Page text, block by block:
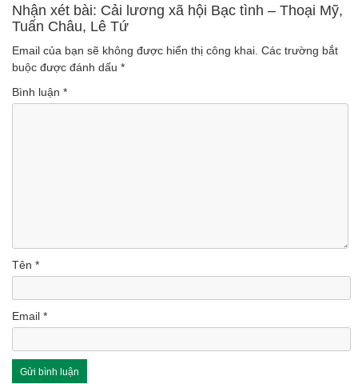
Nhận xét bài: Cải lương xã hội Bạc tình – Thoại Mỹ,
Tuấn Châu, Lê Tứ
Email của bạn sẽ không được hiển thị công khai. Các trường bắt
buộc được đánh dấu *
Bình luận *
Tên *
Email *